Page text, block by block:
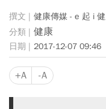
健康傳媒 - e 起 i
健康
2017-12-07 09:46
+A -A